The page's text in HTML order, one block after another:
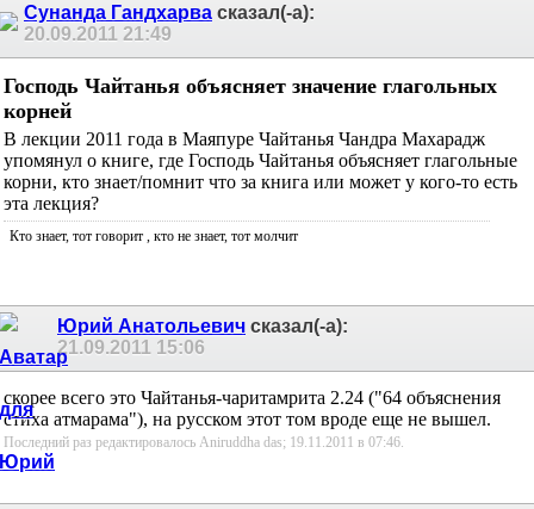
Сунанда Гандхарва сказал(-а):
20.09.2011 21:49
Господь Чайтанья объясняет значение глагольных
корней
В лекции 2011 года в Маяпуре Чайтанья Чандра Махарадж
упомянул о книге, где Господь Чайтанья объясняет глагольные
корни, кто знает/помнит что за книга или может у кого-то есть
эта лекция?
Кто знает, тот говорит , кто не знает, тот молчит
Юрий Анатольевич сказал(-а):
21.09.2011 15:06
скорее всего это Чайтанья-чаритамрита 2.24 ("64 объяснения
стиха атмарама"), на русском этот том вроде еще не вышел.
Последний раз редактировалось Aniruddha das; 19.11.2011 в 07:46.